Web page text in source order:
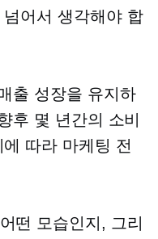
어서 생각해야 합
출 성장을 유지하
후 몇 년간의 소비
따라 마케팅 전
떤 모습인지, 그리